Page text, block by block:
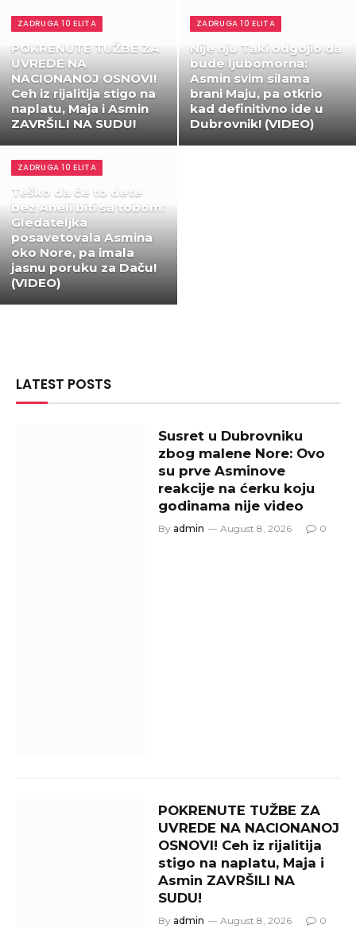
ZADRUGA 10 ELITA
POKRENUTE TUŽBE ZA
UVREDE NA
NACIONANOJ OSNOVI!
Ceh iz rijalitija stigo na
naplatu, Maja i Asmin
ZAVRŠILI NA SUDU!
ZADRUGA 10 ELITA
Nije nju Taki odgojio da
bude ljubomorna:
Asmin svim silama
brani Maju, pa otkrio
kad definitivno ide u
Dubrovnik! (VIDEO)
ZADRUGA 10 ELITA
Teško da će to dete
bez Aneli biti sa tobom:
Gledateljka
posavetovala Asmina
oko Nore, pa imala
jasnu poruku za Daču!
(VIDEO)
LATEST POSTS
Susret u Dubrovniku
zbog malene Nore: Ovo
su prve Asminove
reakcije na ćerku koju
godinama nije video
By admin August 8, 2026 0
POKRENUTE TUŽBE ZA
UVREDE NA NACIONANOJ
OSNOVI! Ceh iz rijalitija
stigo na naplatu, Maja i
Asmin ZAVRŠILI NA
SUDU!
By admin August 8, 2026 0